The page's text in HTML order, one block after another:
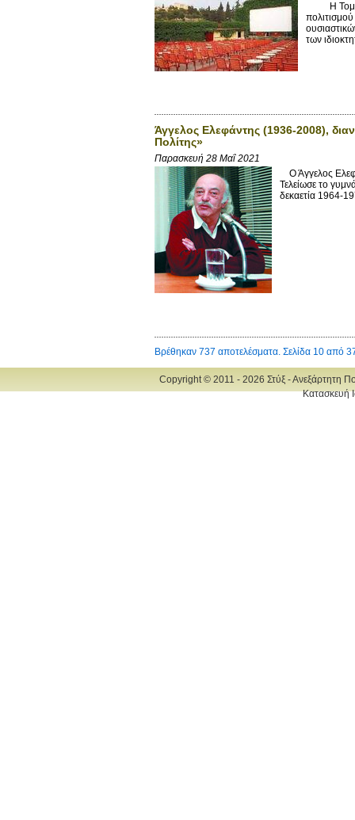
Η
των
Άγγελος Ελεφάντης (1936-2008),
Πολίτης»
Παρασκευή 28 Μαΐ 2021
Ο Άγγελος
Τελείωσε το
δεκαετία 1964-
Βρέθηκαν 737 αποτελέσματα. Σελίδα 10 από
Copyright © 2011 - 2026 Στύξ - Ανεξάρτητη
Κατασκευή